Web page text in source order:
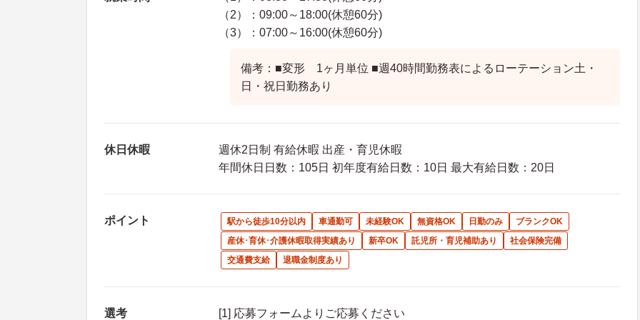
（2）：09:00～18:00(休憩60分)
（3）：07:00～16:00(休憩60分)
備考：■変形 1ヶ月単位 ■週40時間勤務表によるローテーション土・
日・祝日勤務あり
休日休暇
週休2日制 有給休暇 出産・育児休暇
年間休日日数：105日 初年度有給日数：10日 最大有給日数：20日
ポイント 駅から徒歩10分以内 車通勤可 未経験OK 無資格OK 日勤のみ
ブランクOK
産休･育休･介護休暇取得実績あり
新卒OK 託児所・育児補助あり
社会保険完備
交通費支給
退職金制度あり
選考 [1] 応募フォームよりご応募ください